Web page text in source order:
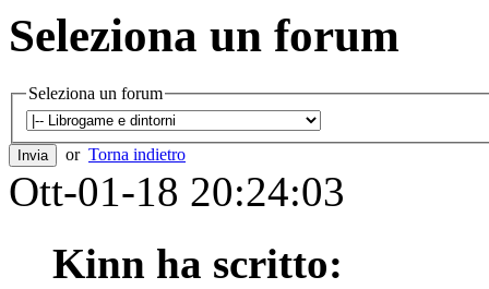
Seleziona un forum
Seleziona un forum
or Torna indietro
Ott-01-18 20:24:03
Kinn ha scritto: